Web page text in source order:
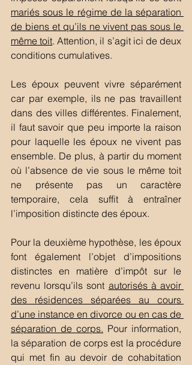
mariés sous le régime de la séparation
de biens et qu’ils ne vivent pas sous le
même toit. Attention, il s’agit ici de deux
conditions cumulatives.
Les époux peuvent vivre séparément
car par exemple, ils ne pas travaillent
dans des villes différentes. Finalement,
il faut savoir que peu importe la raison
pour laquelle les époux ne vivent pas
ensemble. De plus, à partir du moment
où l’absence de vie sous le même toit
ne présente pas un caractère
temporaire, cela suffit à entraîner
l’imposition distincte des époux.
Pour la deuxième hypothèse, les époux
font également l’objet d’impositions
distinctes en matière d’impôt sur le
revenu lorsqu’ils sont autorisés à avoir
des résidences séparées au cours
d’une instance en divorce ou en cas de
séparation de corps. Pour information,
la séparation de corps est la procédure
qui met fin au devoir de cohabitation